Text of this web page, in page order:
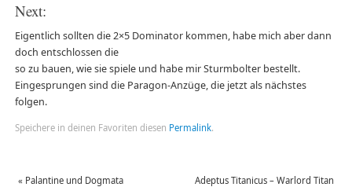
Next:
Eigentlich sollten die 2×5 Dominator kommen, habe mich aber dann
doch entschlossen die
so zu bauen, wie sie spiele und habe mir Sturmbolter bestellt.
Eingesprungen sind die Paragon-Anzüge, die jetzt als nächstes
folgen.
Speichere in deinen Favoriten diesen Permalink.
« Palantine und Dogmata
Adeptus Titanicus – Warlord Titan